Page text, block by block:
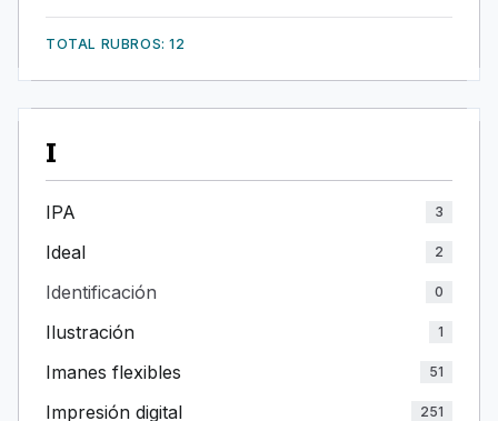
TOTAL RUBROS: 12
I
IPA 3
Ideal 2
Identificación 0
Ilustración 1
Imanes flexibles 51
Impresión digital 251